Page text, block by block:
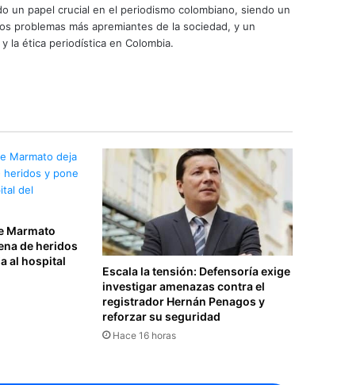
un papel crucial en el periodismo colombiano, siendo un
problemas más apremiantes de la sociedad, y un
la ética periodística en Colombia.
Marmato
de heridos
al hospital
Escala la tensión: Defensoría exige
investigar amenazas contra el
registrador Hernán Penagos y
reforzar su seguridad
Hace 16 horas